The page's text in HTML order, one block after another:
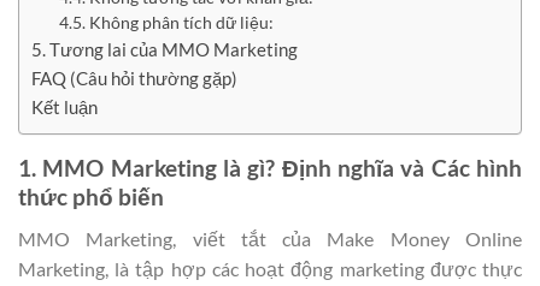
4.5. Không phân tích dữ liệu:
5. Tương lai của MMO Marketing
FAQ (Câu hỏi thường gặp)
Kết luận
1. MMO Marketing là gì? Định nghĩa và Các hình
thức phổ biến
MMO Marketing, viết tắt của Make Money Online
Marketing, là tập hợp các hoạt động marketing được thực